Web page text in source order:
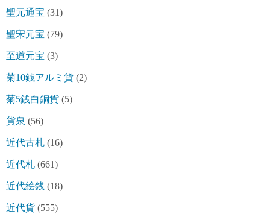
聖元通宝 (31)
聖宋元宝 (79)
至道元宝 (3)
菊10銭アルミ貨 (2)
菊5銭白銅貨 (5)
貨泉 (56)
近代古札 (16)
近代札 (661)
近代絵銭 (18)
近代貨 (555)